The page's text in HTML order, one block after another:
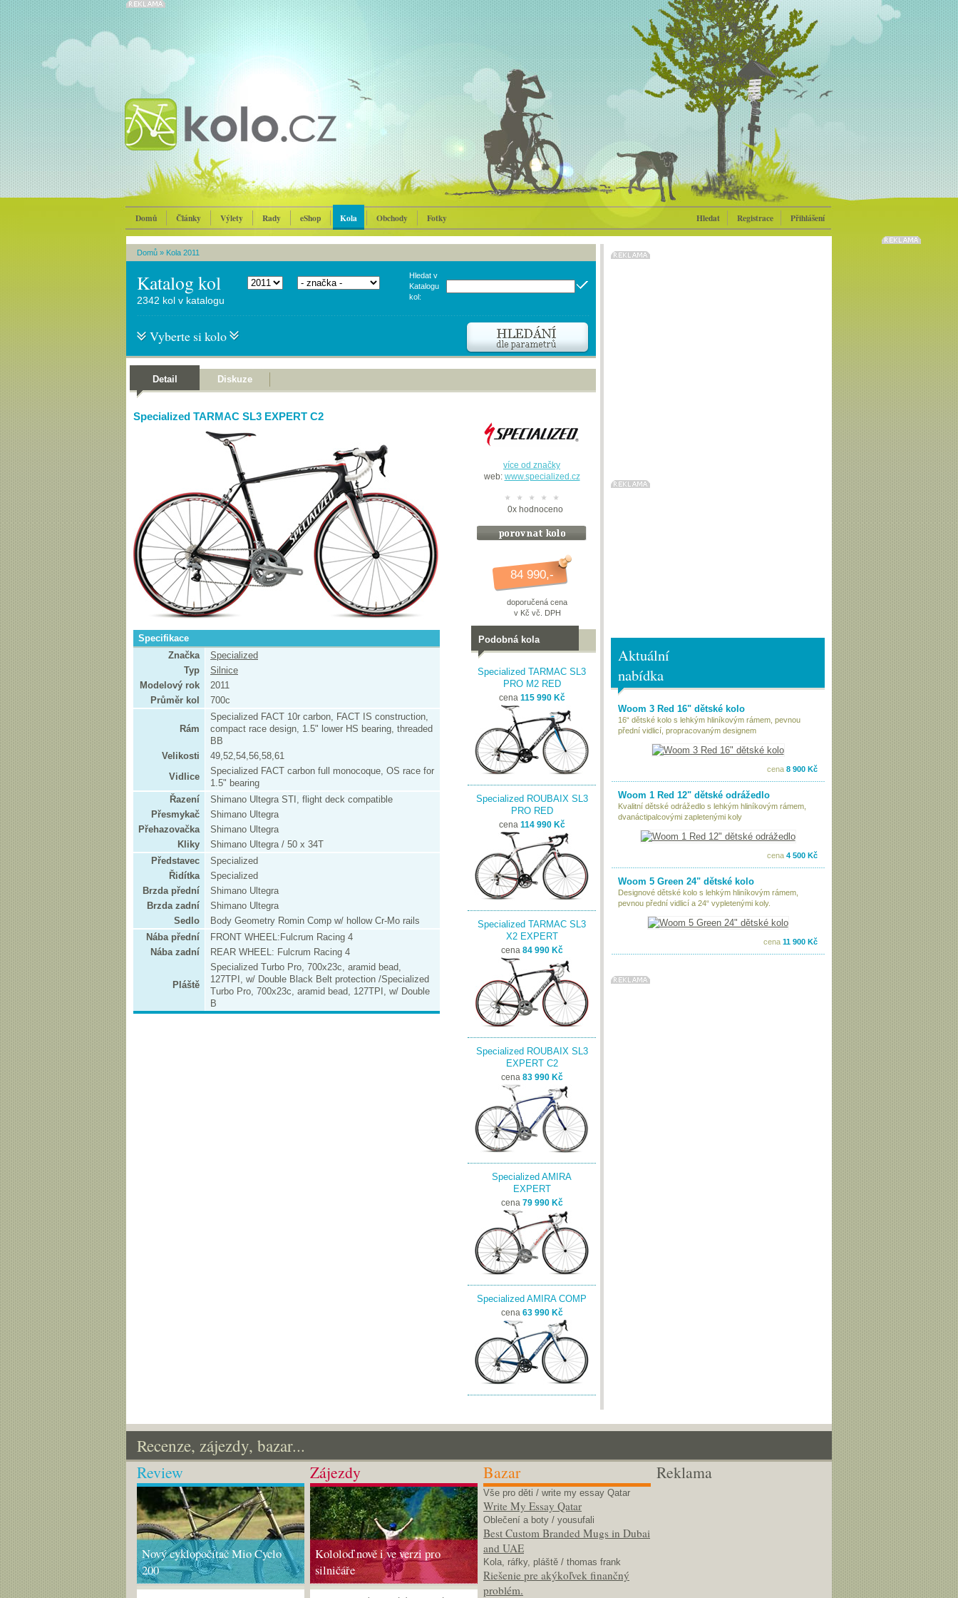
Domů Články Výlety Rady eShop Kola Obchody Fotky Hledat Registrace Přihlášení
Domů » Kola 2011
Katalog kol
Hledat v
Katalogu
kol:
2342 kol v katalogu
Vyberte si kolo
Detail Diskuze
Specialized TARMAC SL3 EXPERT C2
Specifikace
Značka
Specialized
Typ
Silnice
Modelový rok
2011
Průměr kol
700c
Rám
Specialized FACT 10r carbon, FACT IS construction,
compact race design, 1.5" lower HS bearing, threaded
BB
Velikosti
49,52,54,56,58,61
Vidlice
Specialized FACT carbon full monocoque, OS race for
1.5" bearing
Řazení
Shimano Ultegra STI, flight deck compatible
Přesmykač
Shimano Ultegra
Přehazovačka
Shimano Ultegra
Kliky
Shimano Ultegra / 50 x 34T
Představec
Specialized
Řidítka
Specialized
Brzda přední
Shimano Ultegra
Brzda zadní
Shimano Ultegra
Sedlo
Body Geometry Romin Comp w/ hollow Cr-Mo rails
Nába přední
FRONT WHEEL:Fulcrum Racing 4
Nába zadní
REAR WHEEL: Fulcrum Racing 4
Pláště
Specialized Turbo Pro, 700x23c, aramid bead,
127TPI, w/ Double Black Belt protection /Specialized
Turbo Pro, 700x23c, aramid bead, 127TPI, w/ Double
B
více od značky
web: www.specialized.cz
0xhodnoceno
84 990,-
doporučená cena
v Kč vč. DPH
Podobná kola
Specialized TARMAC SL3
PRO M2 RED
cena 115 990 Kč
Specialized ROUBAIX SL3
PRO RED
cena 114 990 Kč
Specialized TARMAC SL3
X2 EXPERT
cena 84 990 Kč
Specialized ROUBAIX SL3
EXPERT C2
cena 83 990 Kč
Specialized AMIRA
EXPERT
cena 79 990 Kč
Specialized AMIRA COMP
cena 63 990 Kč
Aktuální
nabídka
Woom 3 Red 16" dětské kolo
16“ dětské kolo s lehkým hliníkovým rámem, pevnou
přední vidlicí, propracovaným designem
cena 8 900 Kč
Woom 1 Red 12" dětské odrážedlo
Kvalitní dětské odrážedlo s lehkým hliníkovým rámem,
dvanáctipalcovými zapletenými koly
cena 4 500 Kč
Woom 5 Green 24" dětské kolo
Designové dětské kolo s lehkým hliníkovým rámem,
pevnou přední vidlicí a 24“ vypletenými koly.
cena 11 900 Kč
Recenze, zájezdy, bazar...
Review
Nový cyklopočítač Mio Cyclo
200
Zájezdy
Kololoď nově i ve verzi pro
silničáře
Bazar
Vše pro děti / write my essay Qatar
Write My Essay Qatar
Oblečení a boty / yousufali
Best Custom Branded Mugs in Dubai
and UAE
Kola, ráfky, pláště / thomas frank
Riešenie pre akýkoľvek finančný
problém.
Reklama